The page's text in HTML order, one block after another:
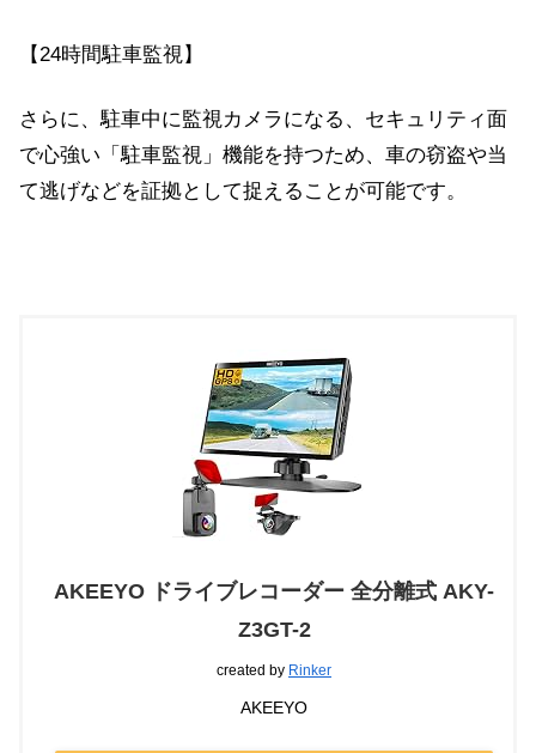
【24時間駐車監視】
さらに、駐車中に監視カメラになる、セキュリティ面
で心強い「駐車監視」機能を持つため、車の窃盗や当
て逃げなどを証拠として捉えることが可能です。
AKEEYO ドライブレコーダー 全分離式 AKY-
Z3GT-2
created by Rinker
AKEEYO